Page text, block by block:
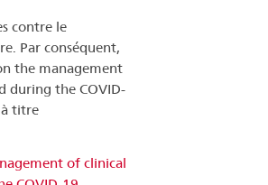
contre le
Par conséquent,
the management
during the COVID-
titre
of clinical